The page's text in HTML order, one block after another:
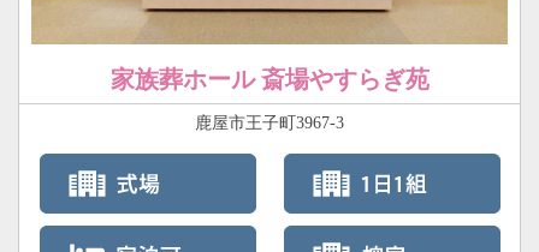
家族葬ホール 斎場やすらぎ苑
鹿屋市王子町3967-3